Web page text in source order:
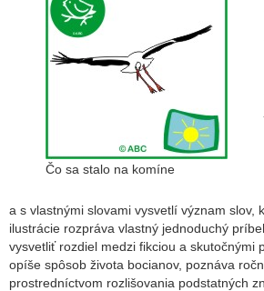
Čo sa stalo na komíne
a s vlastnými slovami vysvetlí význam slov,
ilustrácie rozpráva vlastný jednoduchý
vysvetliť rozdiel medzi fikciou a skutočnými
opíše spôsob života bocianov, poznáva
prostredníctvom rozlišovania podstatných